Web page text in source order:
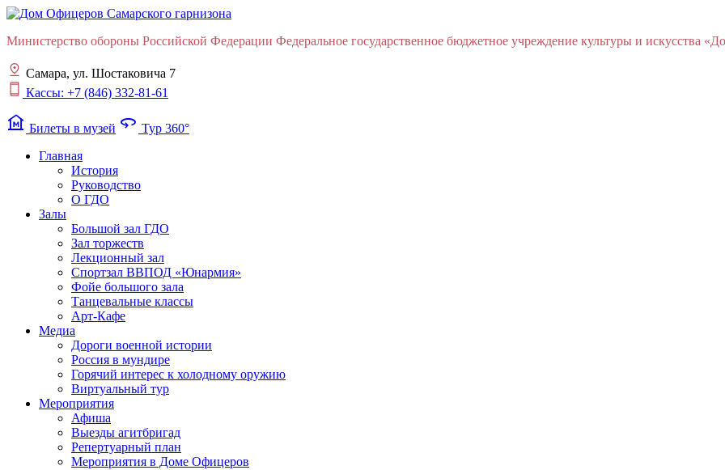
Министерство обороны Российской Федерации Федеральное государственное бюджетное учреждение культуры и искусства
Самара, ул. Шостаковича 7
Кассы: +7 (846) 332-81-61
museum Билеты в музей 360 Тур 360°
Главная
История
Руководство
О ГДО
Залы
Большой зал ГДО
Зал торжеств
Лекционный зал
Cпортзал ВВПОД «Юнармия»
Фойе большого зала
Танцевальные классы
Арт-Кафе
Медиа
Дороги военной истории
Россия в мундире
Горячий интерес к холодному оружию
Виртуальный тур
Мероприятия
Афиша
Выезды агитбригад
Репертуарный план
Мероприятия в Доме Офицеров